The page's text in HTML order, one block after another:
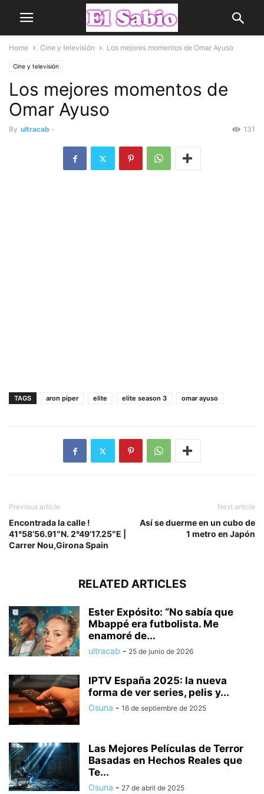
Home Cine y televisión Los mejores momentos de Omar Ayuso
Cine y televisión
Los mejores momentos de
Omar Ayuso
By ultracab - 131
TAGS aron piper elite elite season 3 omar ayuso
Previous article
Encontrada la calle !
41°58’56.91″N. 2°49’17.25″E |
Carrer Nou,Girona Spain
Next article
Así se duerme en un cubo de
1 metro en Japón
RELATED ARTICLES
Ester Expósito: “No sabía que
Mbappé era futbolista. Me
enamoré de...
ultracab - 25 de junio de 2026
IPTV España 2025: la nueva
forma de ver series, pelis y...
Osuna - 16 de septiembre de 2025
Las Mejores Películas de Terror
Basadas en Hechos Reales que
Te...
Osuna - 27 de abril de 2025